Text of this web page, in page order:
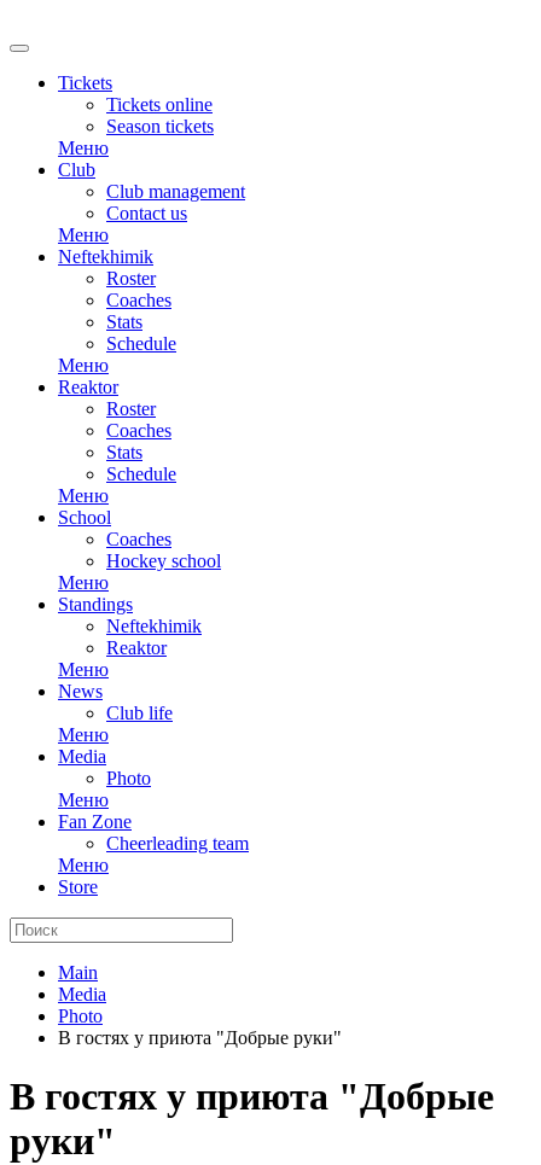
Tickets
Tickets online
Season tickets
Меню
Club
Club management
Contact us
Меню
Neftekhimik
Roster
Coaches
Stats
Schedule
Меню
Reaktor
Roster
Coaches
Stats
Schedule
Меню
School
Coaches
Hockey school
Меню
Standings
Neftekhimik
Reaktor
Меню
News
Club life
Меню
Media
Photo
Меню
Fan Zone
Cheerleading team
Меню
Store
Main
Media
Photo
В гостях у приюта "Добрые руки"
В гостях у приюта "Добрые
руки"